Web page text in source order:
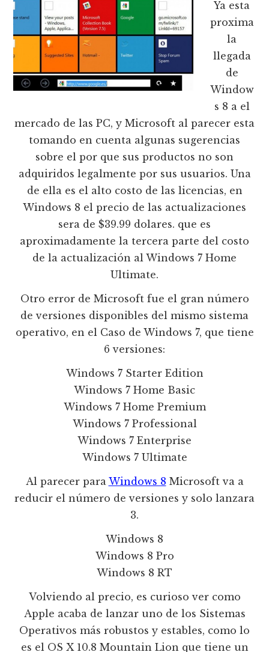
Ya esta
proxima
la
llegada
de
Window
s 8 a el
mercado de las PC, y Microsoft al parecer esta
tomando en cuenta algunas sugerencias
sobre el por que sus productos no son
adquiridos legalmente por sus usuarios. Una
de ella es el alto costo de las licencias, en
Windows 8 el precio de las actualizaciones
sera de $39.99 dolares. que es
aproximadamente la tercera parte del costo
de la actualización al Windows 7 Home
Ultimate.
Otro error de Microsoft fue el gran número
de versiones disponibles del mismo sistema
operativo, en el Caso de Windows 7, que tiene
6 versiones:
Windows 7 Starter Edition
Windows 7 Home Basic
Windows 7 Home Premium
Windows 7 Professional
Windows 7 Enterprise
Windows 7 Ultimate
Al parecer para Windows 8 Microsoft va a
reducir el número de versiones y solo lanzara
3.
Windows 8
Windows 8 Pro
Windows 8 RT
Volviendo al precio, es curioso ver como
Apple acaba de lanzar uno de los Sistemas
Operativos más robustos y estables, como lo
es el OS X 10.8 Mountain Lion que tiene un